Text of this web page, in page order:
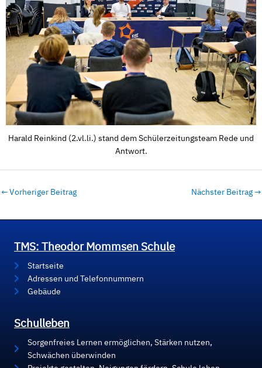
Harald Reinkind (2.vl.li.) stand dem Schülerzeitungsteam Rede und
Antwort.
←Vorheriger Beitrag Nächster Beitrag→
TMS: Theodor Mommsen Schule
Startseite
Adressen und Telefonnummern
Gebäude
Schulleben
Sorgenfreies Lernen ermöglichen, Stärken nutzen,
Schwächen überwinden